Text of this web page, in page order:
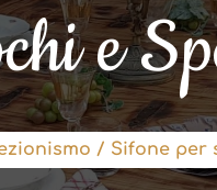
e
/ Sifone per